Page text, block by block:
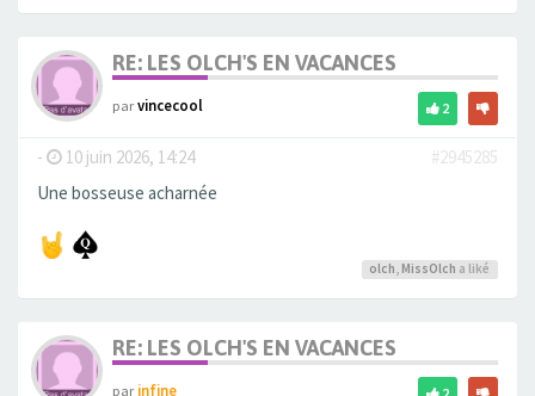
RE: LES OLCH'S EN VACANCES
parvincecool 2
- 10 juin 2026, 14:24
#2945285
Une bosseuse acharnée
olch, MissOlch a liké
RE: LES OLCH'S EN VACANCES
parinfine